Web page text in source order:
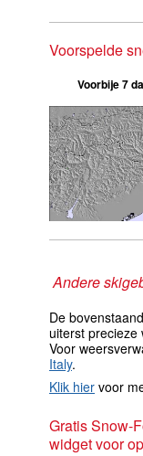
Voorspelde
Voorbije 7
Andere
De
uiterst
Voor
Italy.
Klik hier voor
Gratis Snow-
widget voor